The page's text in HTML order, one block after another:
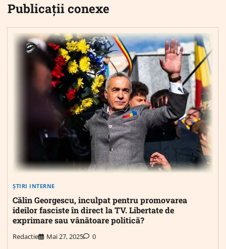
Publicații conexe
ȘTIRI INTERNE
Călin Georgescu, inculpat pentru promovarea
ideilor fasciste în direct la TV. Libertate de
exprimare sau vânătoare politică?
Redactie Mai 27, 2025 0